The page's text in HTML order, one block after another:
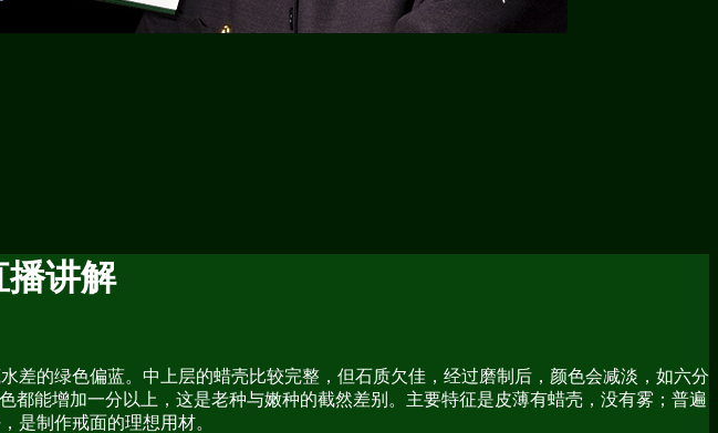
播讲解
差的绿色偏蓝。中上层的蜡壳比较完整，但石质欠佳，经过磨制后，颜色会减淡，如六分
能增加一分以上，这是老种与嫩种的截然差别。主要特征是皮薄有蜡壳，没有雾；普遍
是制作戒面的理想用材。